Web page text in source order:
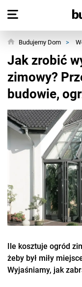
Budujemy Dom >
Jak zrobić
zimowy?
budowie,
Ile kosztuje ogród
żeby był miły
Wyjaśniamy, jak